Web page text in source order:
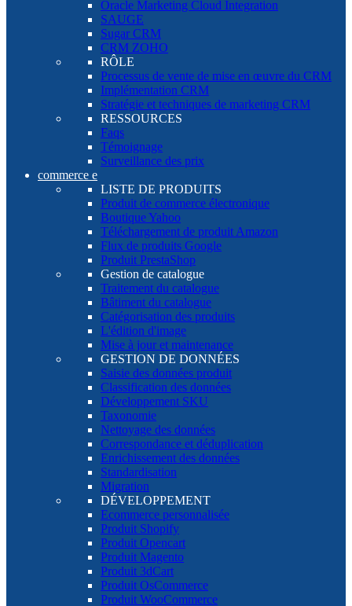
Oracle Marketing Cloud Integration
SAUGE
Sugar CRM
CRM ZOHO
RÔLE
Processus de vente de mise en œuvre du CRM
Implémentation CRM
Stratégie et techniques de marketing CRM
RESSOURCES
Faqs
Témoignage
Surveillance des prix
commerce e
LISTE DE PRODUITS
Produit de commerce électronique
Boutique Yahoo
Téléchargement de produit Amazon
Flux de produits Google
Produit PrestaShop
Gestion de catalogue
Traitement du catalogue
Bâtiment du catalogue
Catégorisation des produits
L'édition d'image
Mise à jour et maintenance
GESTION DE DONNÉES
Saisie des données produit
Classification des données
Développement SKU
Taxonomie
Nettoyage des données
Correspondance et déduplication
Enrichissement des données
Standardisation
Migration
DÉVELOPPEMENT
Ecommerce personnalisée
Produit Shopify
Produit Opencart
Produit Magento
Produit 3dCart
Produit OsCommerce
Produit WooCommerce